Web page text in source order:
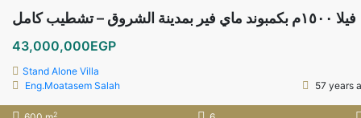
فيلا ١٥٠٠م بكمبوند ماي فير بمدينة الشروق – تشطيب كامل
43,000,000EGP
Stand Alone Villa
Eng.Moatasem Salah
57 years
2